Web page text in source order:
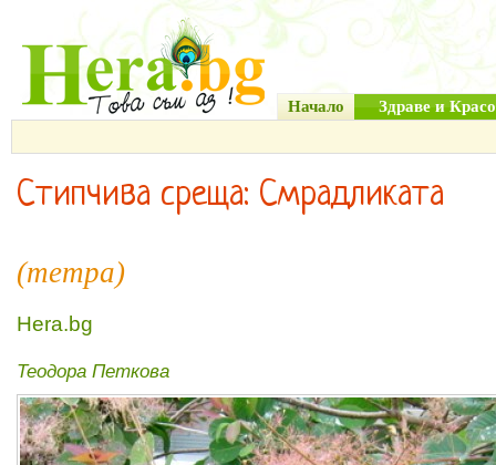
Начало Здраве и
Стипчива среща: Смрадликата
(тетра)
Hera.bg
Теодора Петкова